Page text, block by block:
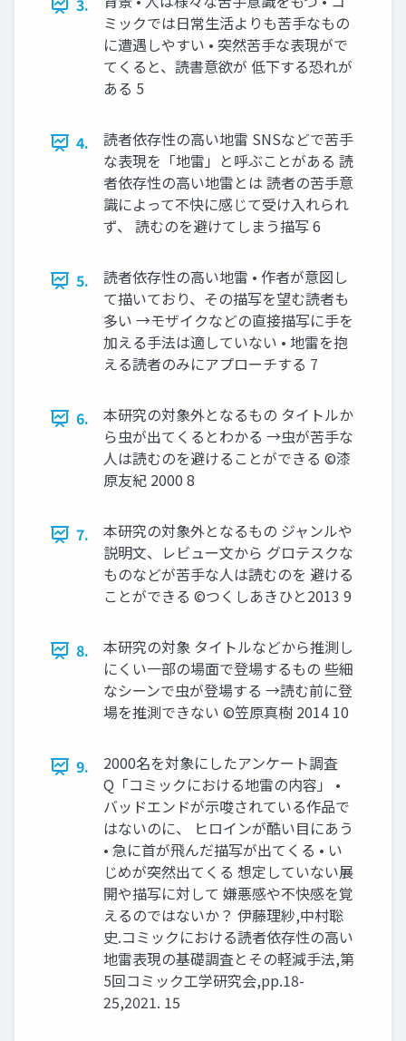
3.
ミックでは日常生活よりも苦手なもの
に遭遇しやすい • 突然苦手な表現がで
てくると、読書意欲が 低下する恐れが
ある 5
4.
読者依存性の高い地雷 SNSなどで苦手
な表現を「地雷」と呼ぶことがある 読
者依存性の高い地雷とは 読者の苦手意
識によって不快に感じて受け入れられ
ず、 読むのを避けてしまう描写 6
5.
読者依存性の高い地雷 • 作者が意図し
て描いており、その描写を望む読者も
多い →モザイクなどの直接描写に手を
加える手法は適していない • 地雷を抱
える読者のみにアプローチする 7
6.
本研究の対象外となるもの タイトルか
ら虫が出てくるとわかる →虫が苦手な
人は読むのを避けることができる ©漆
原友紀 2000 8
7.
本研究の対象外となるもの ジャンルや
説明文、レビュー文から グロテスクな
ものなどが苦手な人は読むのを 避ける
ことができる ©つくしあきひと2013 9
8.
本研究の対象 タイトルなどから推測し
にくい一部の場面で登場するもの 些細
なシーンで虫が登場する →読む前に登
場を推測できない ©笠原真樹 2014 10
9.
2000名を対象にしたアンケート調査
Q「コミックにおける地雷の内容」 •
バッドエンドが示唆されている作品で
はないのに、 ヒロインが酷い目にあう
• 急に首が飛んだ描写が出てくる • い
じめが突然出てくる 想定していない展
開や描写に対して 嫌悪感や不快感を覚
えるのではないか？ 伊藤理紗,中村聡
史.コミックにおける読者依存性の高い
地雷表現の基礎調査とその軽減手法,第
5回コミック工学研究会,pp.18-
25,2021. 15